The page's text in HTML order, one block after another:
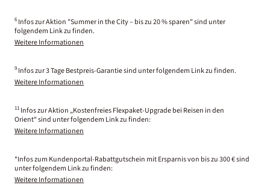
6 Infos zur Aktion "Summer in the City – bis zu 20 % sparen" sind unter
folgendem Link zu finden.
Weitere Informationen
9 Infos zur 3 Tage Bestpreis-Garantie sind unter folgendem Link zu finden.
Weitere Informationen
11 Infos zur Aktion „Kostenfreies Flexpaket-Upgrade bei Reisen in den
Orient“ sind unter folgendem Link zu finden:
Weitere Informationen
*Infos zum Kundenportal-Rabattgutschein mit Ersparnis von bis zu 300 € sind
unter folgendem Link zu finden:
Weitere Informationen